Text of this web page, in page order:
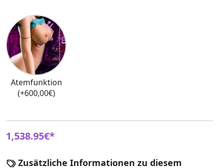
Atemfunktion
(+600,00€)
1,538.95€*
Zusätzliche Informationen zu diesem